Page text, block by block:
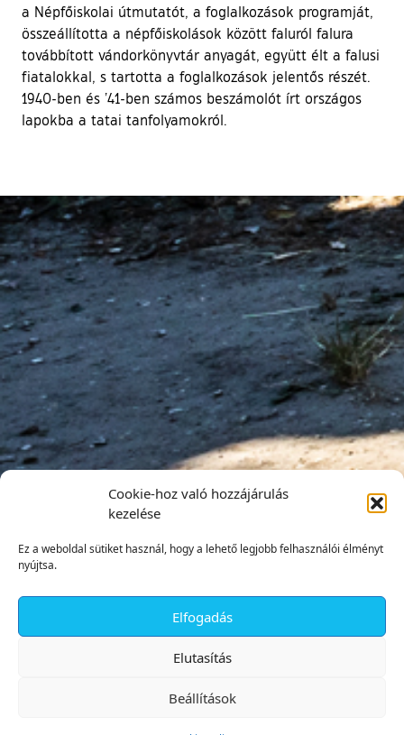
Cookie-hoz való hozzájárulás
kezelése
Ez a weboldal sütiket használ, hogy a lehető legjobb felhasználói élményt
nyújtsa.
Elfogadás
Elutasítás
Beállítások
a Népfőiskolai útmutatót, a foglalkozások programját,
összeállította a népfőiskolások között faluról falura
továbbított vándorkönyvtár anyagát, együtt élt a falusi
fiatalokkal, s tartotta a foglalkozások jelentős részét.
1940-ben és ’41-ben számos beszámolót írt országos
lapokba a tatai tanfolyamokról.
✕